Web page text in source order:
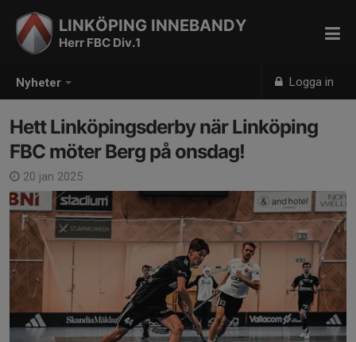
Nyheter Logga in
LINKÖPING INNEBANDY
Herr FBC Div.1
Hett Linköpingsderby när Linköping
FBC möter Berg på onsdag!
20 jan 2025